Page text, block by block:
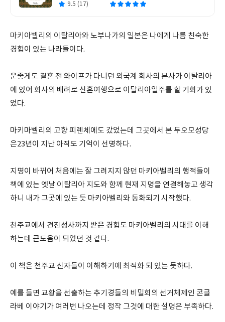
9.5 (17)
마키아벨리의 이탈리아와 노부나가의 일본은 나에게 나름 친숙한
경험이 있는 나라들이다.
운좋게도 결혼 전 와이프가 다니던 외국계 회사의 본사가 이탈리아
에 있어 회사의 배려로 신혼여행으로 이탈리아일주를 할 기회가 있
었다.
마키마벨리의 고향 피렌체에도 갔었는데 그곳에서 본 두오모성당
은23년이 지난 아직도 기억이 선명하다.
지명이 바뀌어 처음에는 잘 그려지지 않던 마키아벨리의 행적들이
책에 있는 옛날 이탈리아 지도와 함께 현재 지명을 연결해놓고 생각
하니 내가 그곳에 있는 듯 마키아벨리와 동화되기 시작했다.
천주교에서 견진성사까지 받은 경험도 마키아벨리의 시대를 이해
하는데 큰도움이 되었던 것 같다.
이 책은 천주교 신자들이 이해하기에 최적화 되 있는 듯하다.
예를 들면 교황을 선출하는 추기경들의 비밀회의 선거체제인 콘클
라베 이야기가 여러번 나오는데 정작 그것에 대한 설명은 부족하다.